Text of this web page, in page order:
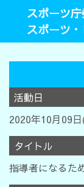
スポーツ
スポーツ
活動日
2020年10月09
タイトル
指導者になるた